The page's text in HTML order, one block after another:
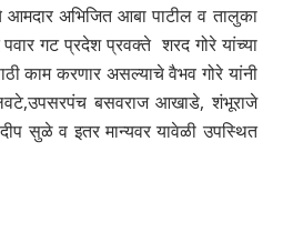
आमदार अभिजित आबा पाटील व तालुका
गट प्रदेश प्रवक्ते शरद गोरे यांच्या
काम करणार असल्याचे वैभव गोरे यांनी
लवटे,उपसरपंच बसवराज आखाडे, शंभूराजे
सुळे व इतर मान्यवर यावेळी उपस्थित